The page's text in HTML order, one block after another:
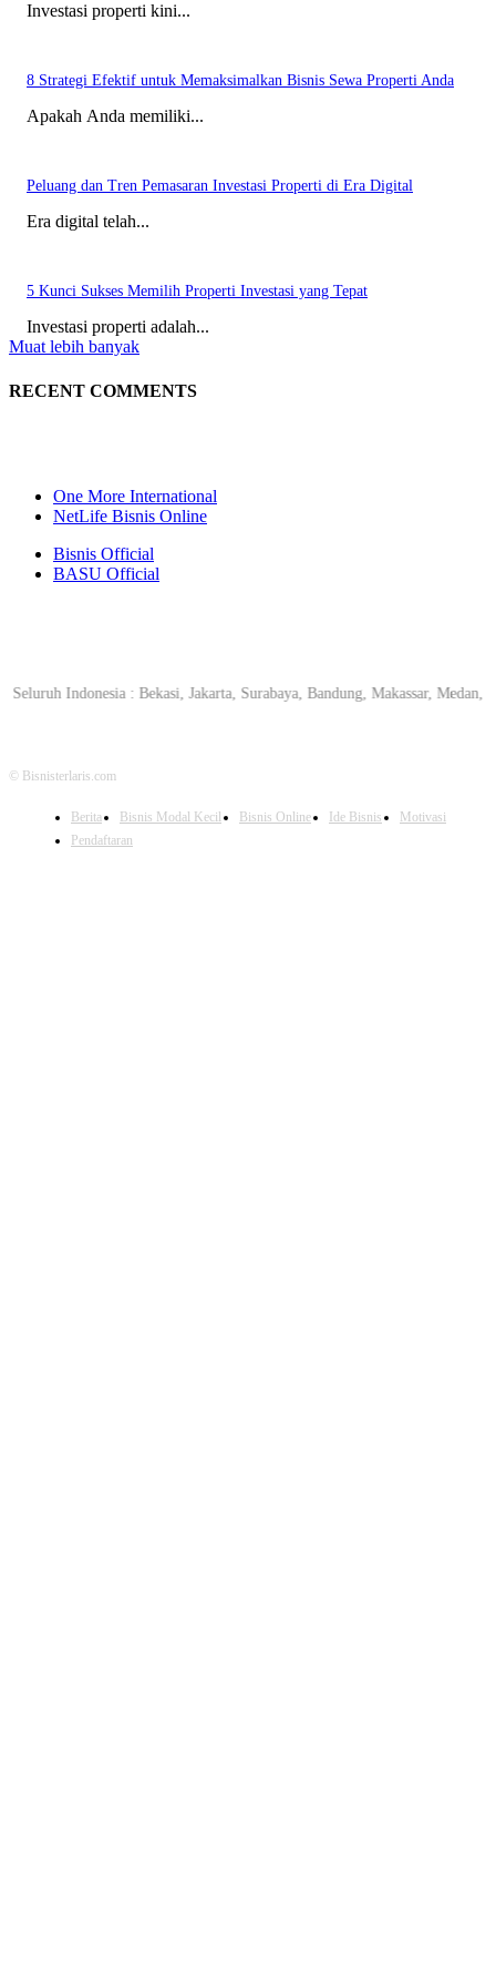
Investasi properti kini...
8 Strategi Efektif untuk Memaksimalkan Bisnis Sewa Properti Anda
Apakah Anda memiliki...
Peluang dan Tren Pemasaran Investasi Properti di Era Digital
Era digital telah...
5 Kunci Sukses Memilih Properti Investasi yang Tepat
Investasi properti adalah...
Muat lebih banyak
RECENT COMMENTS
One More International
NetLife Bisnis Online
Bisnis Official
BASU Official
Indonesia : Bekasi, Jakarta, Surabaya, Bandung, Makassar, Medan,
© Bisnisterlaris.com
Berita Bisnis Modal Kecil Bisnis Online Ide Bisnis
Motivasi
Pendaftaran